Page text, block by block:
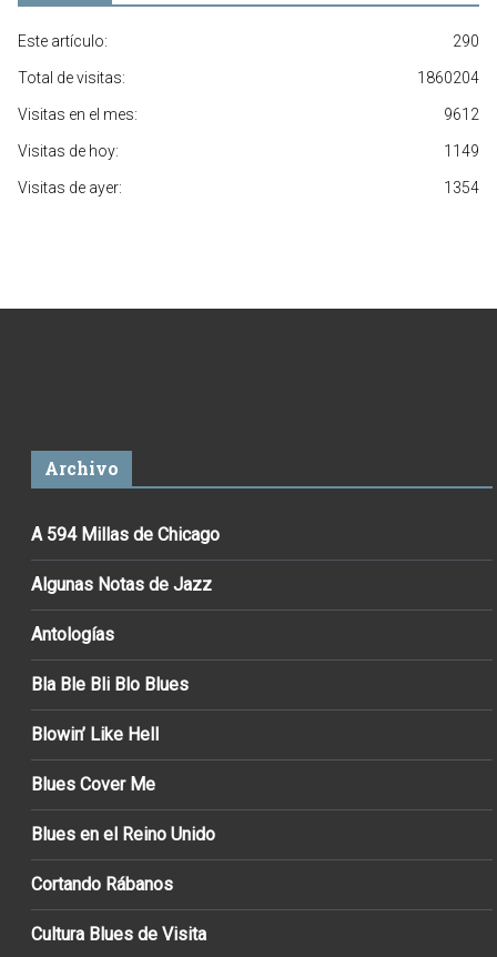
290
Este artículo:
1860204
Total de visitas:
9612
Visitas en el mes:
1149
Visitas de hoy:
1354
Visitas de ayer:
Archivo
A 594 Millas de Chicago
Algunas Notas de Jazz
Antologías
Bla Ble Bli Blo Blues
Blowin’ Like Hell
Blues Cover Me
Blues en el Reino Unido
Cortando Rábanos
Cultura Blues de Visita